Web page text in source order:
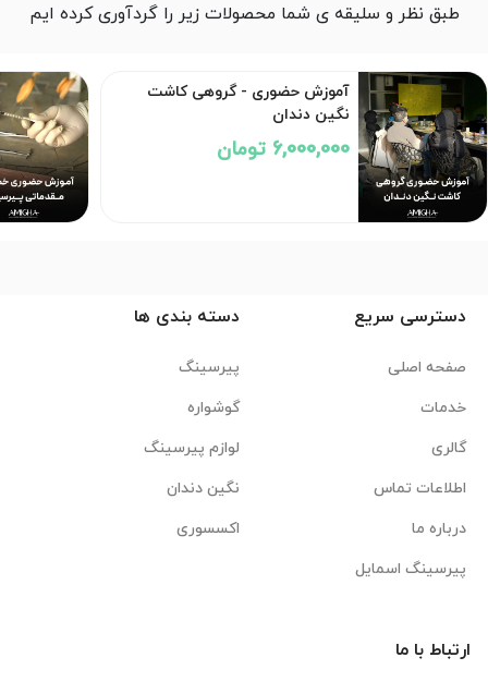
طبق نظر و سلیقه ی شما محصولات زیر را گردآوری کرده ایم
آموزش حضوری - گروهی کاشت
نگین دندان
6,000,000 تومان
دسترسی سریع
صفحه اصلی
خدمات
گالری
اطلاعات تماس
درباره ما
پیرسینگ اسمایل
دسته بندی ها
پیرسینگ
گوشواره
لوازم پیرسینگ
نگین دندان
اکسسوری
ارتباط با ما